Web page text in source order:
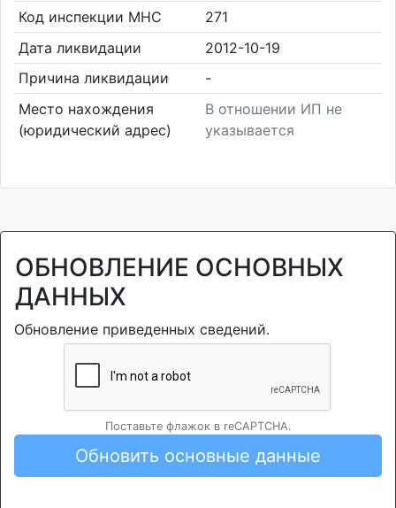
Код инспекции МНС
271
Дата ликвидации
2012-10-19
Причина ликвидации
-
Место нахождения
(юридический адрес)
В отношении ИП не
указывается
ОБНОВЛЕНИЕ ОСНОВНЫХ
ДАННЫХ
Обновление приведенных сведений.
Поставьте флажок в reCAPTCHA.
Обновить основные данные